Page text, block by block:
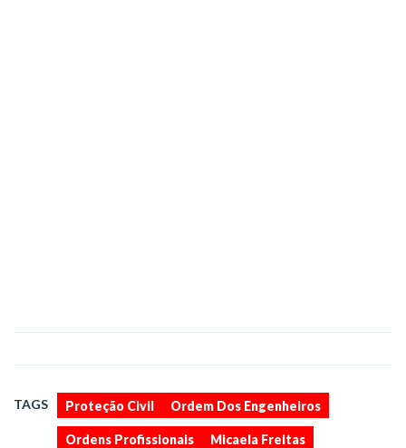
TAGS Proteção Civil Ordem Dos Engenheiros
Ordens Profissionais Micaela Freitas